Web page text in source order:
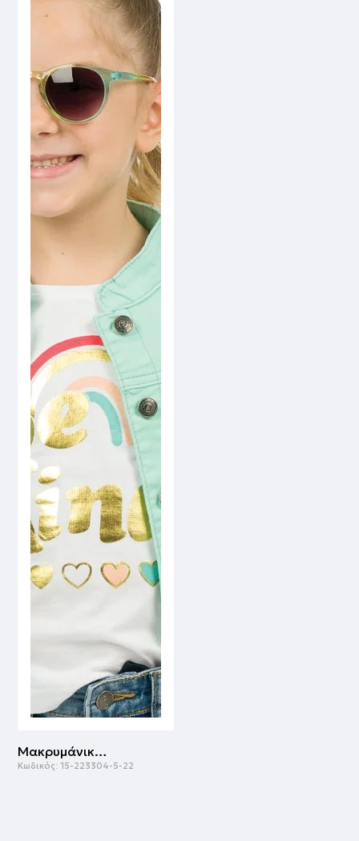
Μακρυμάνικη μπλούζα | ΛΕΥΚΟ
Κωδικός: 15-223304-5-22